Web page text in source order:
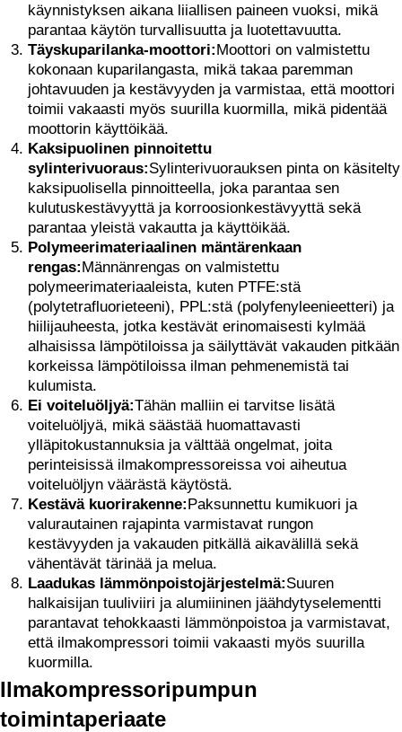
käynnistyksen aikana liiallisen paineen vuoksi, mikä
parantaa käytön turvallisuutta ja luotettavuutta.
Täyskuparilanka-moottori:Moottori on valmistettu
kokonaan kuparilangasta, mikä takaa paremman
johtavuuden ja kestävyyden ja varmistaa, että moottori
toimii vakaasti myös suurilla kuormilla, mikä pidentää
moottorin käyttöikää.
Kaksipuolinen pinnoitettu
sylinterivuoraus:Sylinterivuorauksen pinta on käsitelty
kaksipuolisella pinnoitteella, joka parantaa sen
kulutuskestävyyttä ja korroosionkestävyyttä sekä
parantaa yleistä vakautta ja käyttöikää.
Polymeerimateriaalinen mäntärenkaan
rengas:Männänrengas on valmistettu
polymeerimateriaaleista, kuten PTFE:stä
(polytetrafluorieteeni), PPL:stä (polyfenyleenieetteri) ja
hiilijauheesta, jotka kestävät erinomaisesti kylmää
alhaisissa lämpötiloissa ja säilyttävät vakauden pitkään
korkeissa lämpötiloissa ilman pehmenemistä tai
kulumista.
Ei voiteluöljyä:Tähän malliin ei tarvitse lisätä
voiteluöljyä, mikä säästää huomattavasti
ylläpitokustannuksia ja välttää ongelmat, joita
perinteisissä ilmakompressoreissa voi aiheutua
voiteluöljyn väärästä käytöstä.
Kestävä kuorirakenne:Paksunnettu kumikuori ja
valurautainen rajapinta varmistavat rungon
kestävyyden ja vakauden pitkällä aikavälillä sekä
vähentävät tärinää ja melua.
Laadukas lämmönpoistojärjestelmä:Suuren
halkaisijan tuuliviiri ja alumiininen jäähdytyselementti
parantavat tehokkaasti lämmönpoistoa ja varmistavat,
että ilmakompressori toimii vakaasti myös suurilla
kuormilla.
Ilmakompressoripumpun
toimintaperiaate